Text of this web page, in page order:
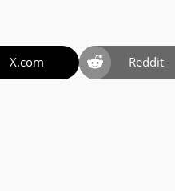
X.com Reddit